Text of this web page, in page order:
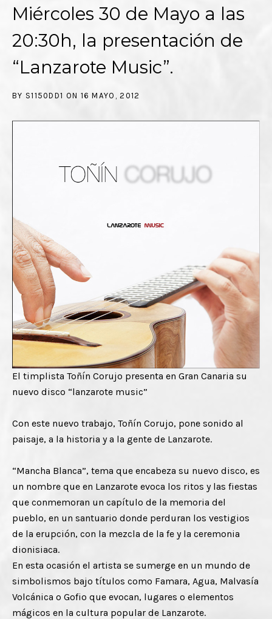
Miércoles 30 de Mayo a las
20:30h, la presentación de
“Lanzarote Music”.
BY S1150DD1 ON 16 MAYO, 2012
El timplista Toñín Corujo presenta en Gran Canaria su
nuevo disco “lanzarote music”
Con este nuevo trabajo, Toñín Corujo, pone sonido al
paisaje, a la historia y a la gente de Lanzarote.
“Mancha Blanca”, tema que encabeza su nuevo disco, es
un nombre que en Lanzarote evoca los ritos y las fiestas
que conmemoran un capítulo de la memoria del
pueblo, en un santuario donde perduran los vestigios
de la erupción, con la mezcla de la fe y la ceremonia
dionisiaca.
En esta ocasión el artista se sumerge en un mundo de
simbolismos bajo títulos como Famara, Agua, Malvasía
Volcánica o Gofio que evocan, lugares o elementos
mágicos en la cultura popular de Lanzarote.